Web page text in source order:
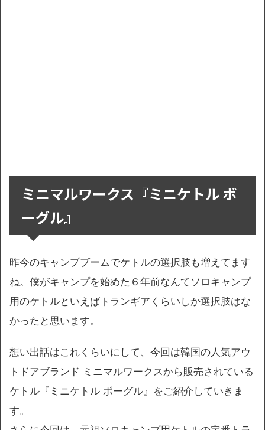
ミニマルワークス『ミニケトル ボ
ーグル』
昨今のキャンプブームでケトルの選択肢も増えてます
ね。僕がキャンプを始めた６年前なんてソロキャンプ
用のケトルといえばトランギアくらいしか選択肢はな
かったと思います。
想い出話はこれくらいにして、今回は韓国の人気アウ
トドアブランド ミニマルワークスから販売されている
ケトル『ミニケトル ボーグル』をご紹介していきま
す。